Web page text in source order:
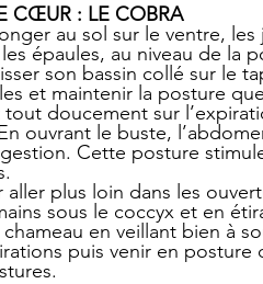
CŒUR : LE COBRA
au sol sur le ventre,
épaules, au niveau de la
son bassin collé sur le
et maintenir la posture
doucement sur
ouvrant le buste,
Cette posture
aller plus loin dans les
sous le coccyx et en
en veillant bien à
puis venir en posture